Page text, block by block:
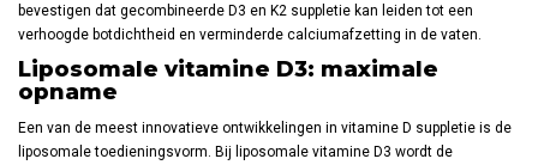
bevestigen dat gecombineerde D3 en K2 suppletie kan leiden tot een
verhoogde botdichtheid en verminderde calciumafzetting in de vaten.
Liposomale vitamine D3: maximale
opname
Een van de meest innovatieve ontwikkelingen in vitamine D suppletie is de
liposomale toedieningsvorm. Bij liposomale vitamine D3 wordt de